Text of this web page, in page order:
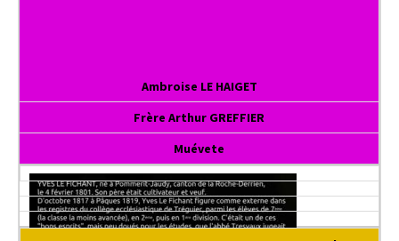
Ambroise LE HAIGET
Frère Arthur GREFFIER
Muévete